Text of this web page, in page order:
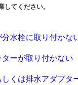
てください。
水栓に取り付かな
ターが取り付かない
くは排水アダプタ